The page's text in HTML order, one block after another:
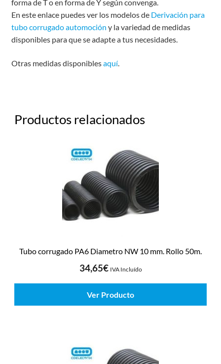
forma de T o en forma de Y según convenga.
En este enlace puedes ver los modelos de Derivación para
tubo corrugado automoción y la variedad de medidas
disponibles para que se adapte a tus necesidades.
Otras medidas disponiblesaquí.
Productos relacionados
Tubo corrugado PA6 Diametro NW 10 mm. Rollo 50m.
34,65€ IVA Incluído
Ver Producto